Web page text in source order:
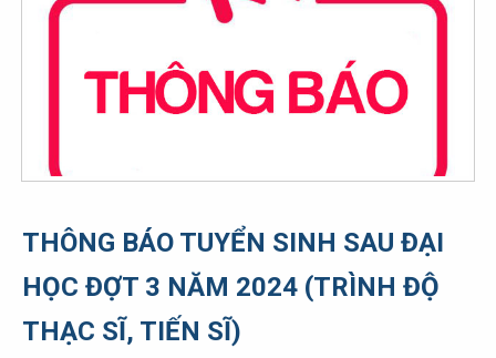
THÔNG BÁO TUYỂN SINH SAU ĐẠI
HỌC ĐỢT 3 NĂM 2024 (TRÌNH ĐỘ
THẠC SĨ, TIẾN SĨ)